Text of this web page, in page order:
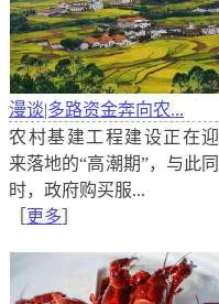
漫谈|多路资金奔向农...
农村基建工程建设正在迎
来落地的“高潮期”，与此同
时，政府购买服...
更多